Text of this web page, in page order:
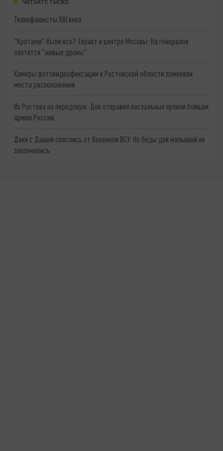
ЧИТАЙТЕ ТАКЖЕ:
Технофашисты XXI века
"Кротами" были все? Теракт в центре Москвы: На генералов
охотятся "живые дроны"
Камеры фотовидеофиксации в Ростовской области поменяли
места расположения
Из Ростова на передовую: Дон отправил пасхальные куличи бойцам
армии России
Даня с Дашей спаслись от боевиков ВСУ. Но беды для малышей не
закончились